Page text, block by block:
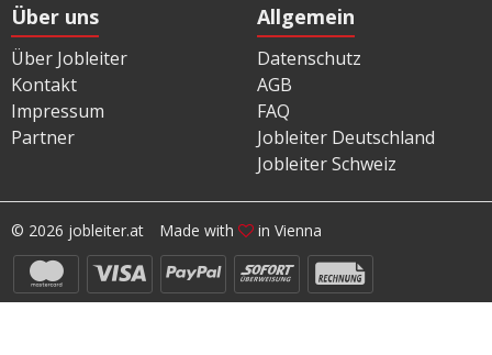
Über uns
Über Jobleiter
Kontakt
Impressum
Partner
Allgemein
Datenschutz
AGB
FAQ
Jobleiter Deutschland
Jobleiter Schweiz
© 2026 jobleiter.at Made with in Vienna